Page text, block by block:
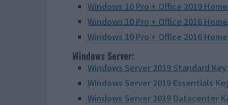
Windows 10 Pro + Office 2019
Windows 10 Pro + Office 2016
Windows 10 Pro + Office 2016
Windows Server:
Windows Server 2019 Standard
Windows Server 2019 Essentials
Windows Server 2019 Datacenter